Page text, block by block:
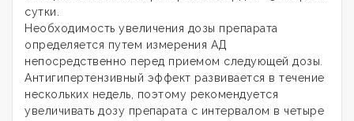
сутки.
Необходимость увеличения дозы препарата
определяется путем измерения АД
непосредственно перед приемом следующей дозы.
Антигипертензивный эффект развивается в течение
нескольких недель, поэтому рекомендуется
увеличивать дозу препарата с интервалом в четыре